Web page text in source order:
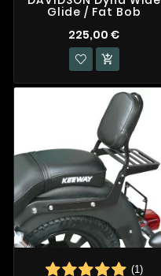
Glide / Fat Bob
225,00 €

(1)